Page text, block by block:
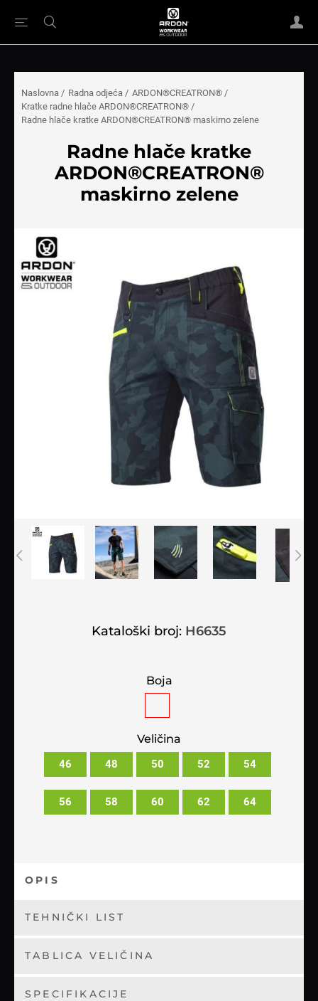
Naslovna / Radna odjeća / ARDON®CREATRON® /
Kratke radne hlače ARDON®CREATRON® /
Radne hlače kratke ARDON®CREATRON® maskirno zelene
Radne hlače kratke
ARDON®CREATRON®
maskirno zelene
Kataloški broj: H6635
Boja
Veličina
46 48 50 52 54
56 58 60 62 64
OPIS
TEHNIČKI LIST
TABLICA VELIČINA
SPECIFIKACIJE